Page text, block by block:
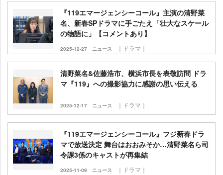
『119エマージェンシーコール』主演の清野菜
名、新春SPドラマに手ごたえ「壮大なスケール
の物語に」【コメントあり】
2025-12-27 ニュース ｜ドラマ｜
清野菜名&佐藤浩市、横浜市長を表敬訪問 ドラ
マ『119』への撮影協力に感謝の思い伝える
2025-12-17 ニュース ｜ドラマ｜
『119エマージェンシーコール』フジ新春ドラ
マで放送決定 舞台はおおみそか…清野菜名ら司
令課3係のキャストが再集結
2025-11-09 ニュース ｜ドラマ｜